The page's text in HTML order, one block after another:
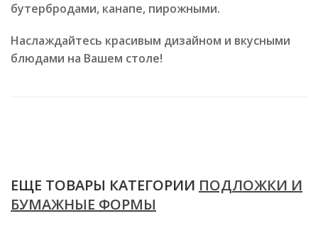
бутербродами, канапе, пирожными.
Наслаждайтесь красивым дизайном и вкусными
блюдами на Вашем столе!
ЕЩЕ ТОВАРЫ КАТЕГОРИИ ПОДЛОЖКИ И
БУМАЖНЫЕ ФОРМЫ